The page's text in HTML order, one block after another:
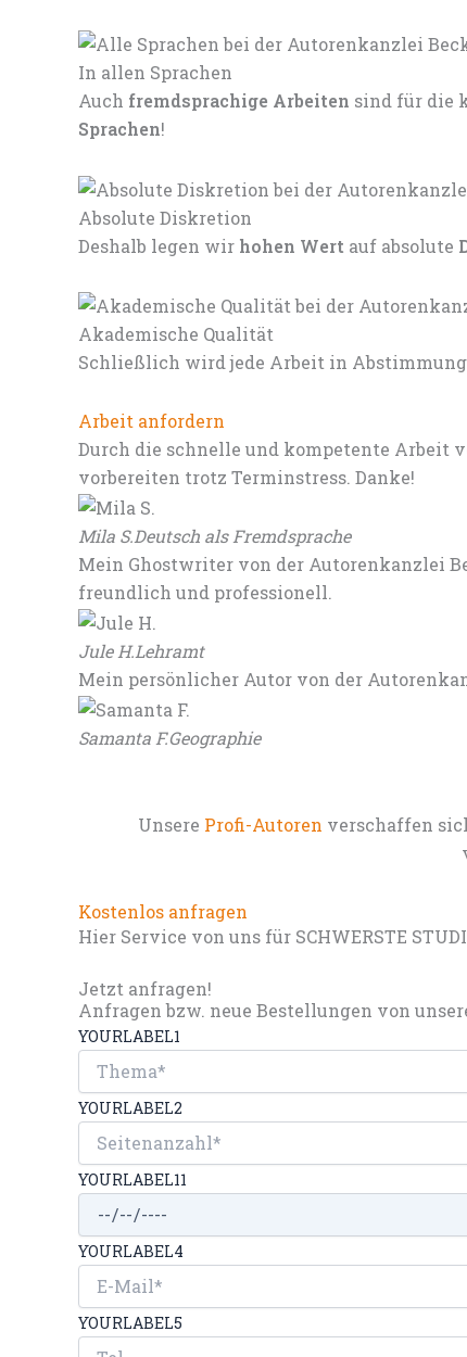
In allen Sprachen
Auch fremdsprachige Arbeiten sind für die
Sprachen!
Absolute Diskretion
Deshalb legen wir hohen Wert auf absolute
Akademische Qualität
Schließlich wird jede Arbeit in
Arbeit anfordern
Durch die schnelle und kompetente Arbeit
vorbereiten trotz Terminstress. Danke!
Mila S.Deutsch als Fremdsprache
Mein Ghostwriter von der Autorenkanzlei
freundlich und professionell.
Jule H.Lehramt
Mein persönlicher Autor von der
Samanta F.Geographie
Unsere Profi-Autoren verschaffen
Kostenlos anfragen
Hier Service von uns für SCHWERSTE
Jetzt anfragen!
Anfragen bzw. neue Bestellungen von
YOURLABEL1
YOURLABEL2
YOURLABEL11
YOURLABEL4
YOURLABEL5